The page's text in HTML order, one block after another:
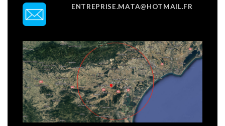
ENTREPRISE.MATA@HOTMAIL.FR